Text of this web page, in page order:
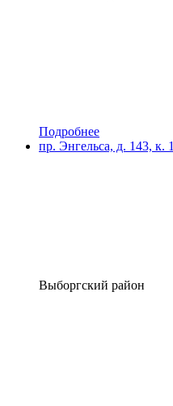
Подробнее
пр. Энгельса, д. 143, к. 1
Выборгский район